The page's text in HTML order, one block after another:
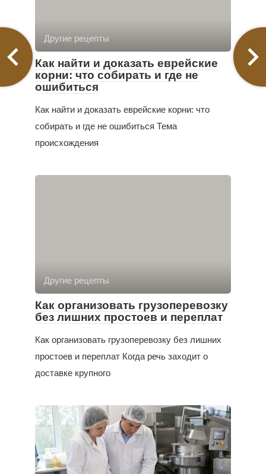
Другие рецепты
Как найти и доказать еврейские
корни: что собирать и где не
ошибиться
Как найти и доказать еврейские корни: что
собирать и где не ошибиться Тема
происхождения
Другие рецепты
Как организовать грузоперевозку
без лишних простоев и переплат
Как организовать грузоперевозку без лишних
простоев и переплат Когда речь заходит о
доставке крупного